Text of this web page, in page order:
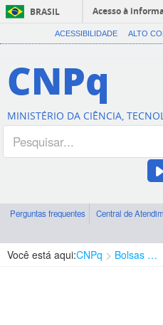
BRASIL
Acesso à
ACESSIBILIDADE ALTO
CNPq
MINISTÉRIO DA CIÊNCIA,
Perguntas frequentes Central de
Você está aqui:CNPq Bolsas e Auxílios Vigentes